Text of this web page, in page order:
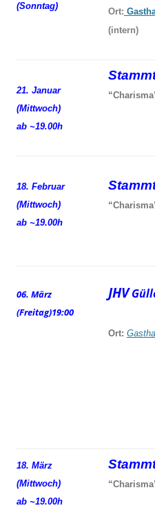
(Sonntag)
Ort:
(intern)
21. Januar
(Mittwoch)
ab ~19.00h
18. Februar
(Mittwoch)
ab ~19.00h
06. März
(Freitag)19:00
JHV
Ort:
18. März
(Mittwoch)
ab ~19.00h